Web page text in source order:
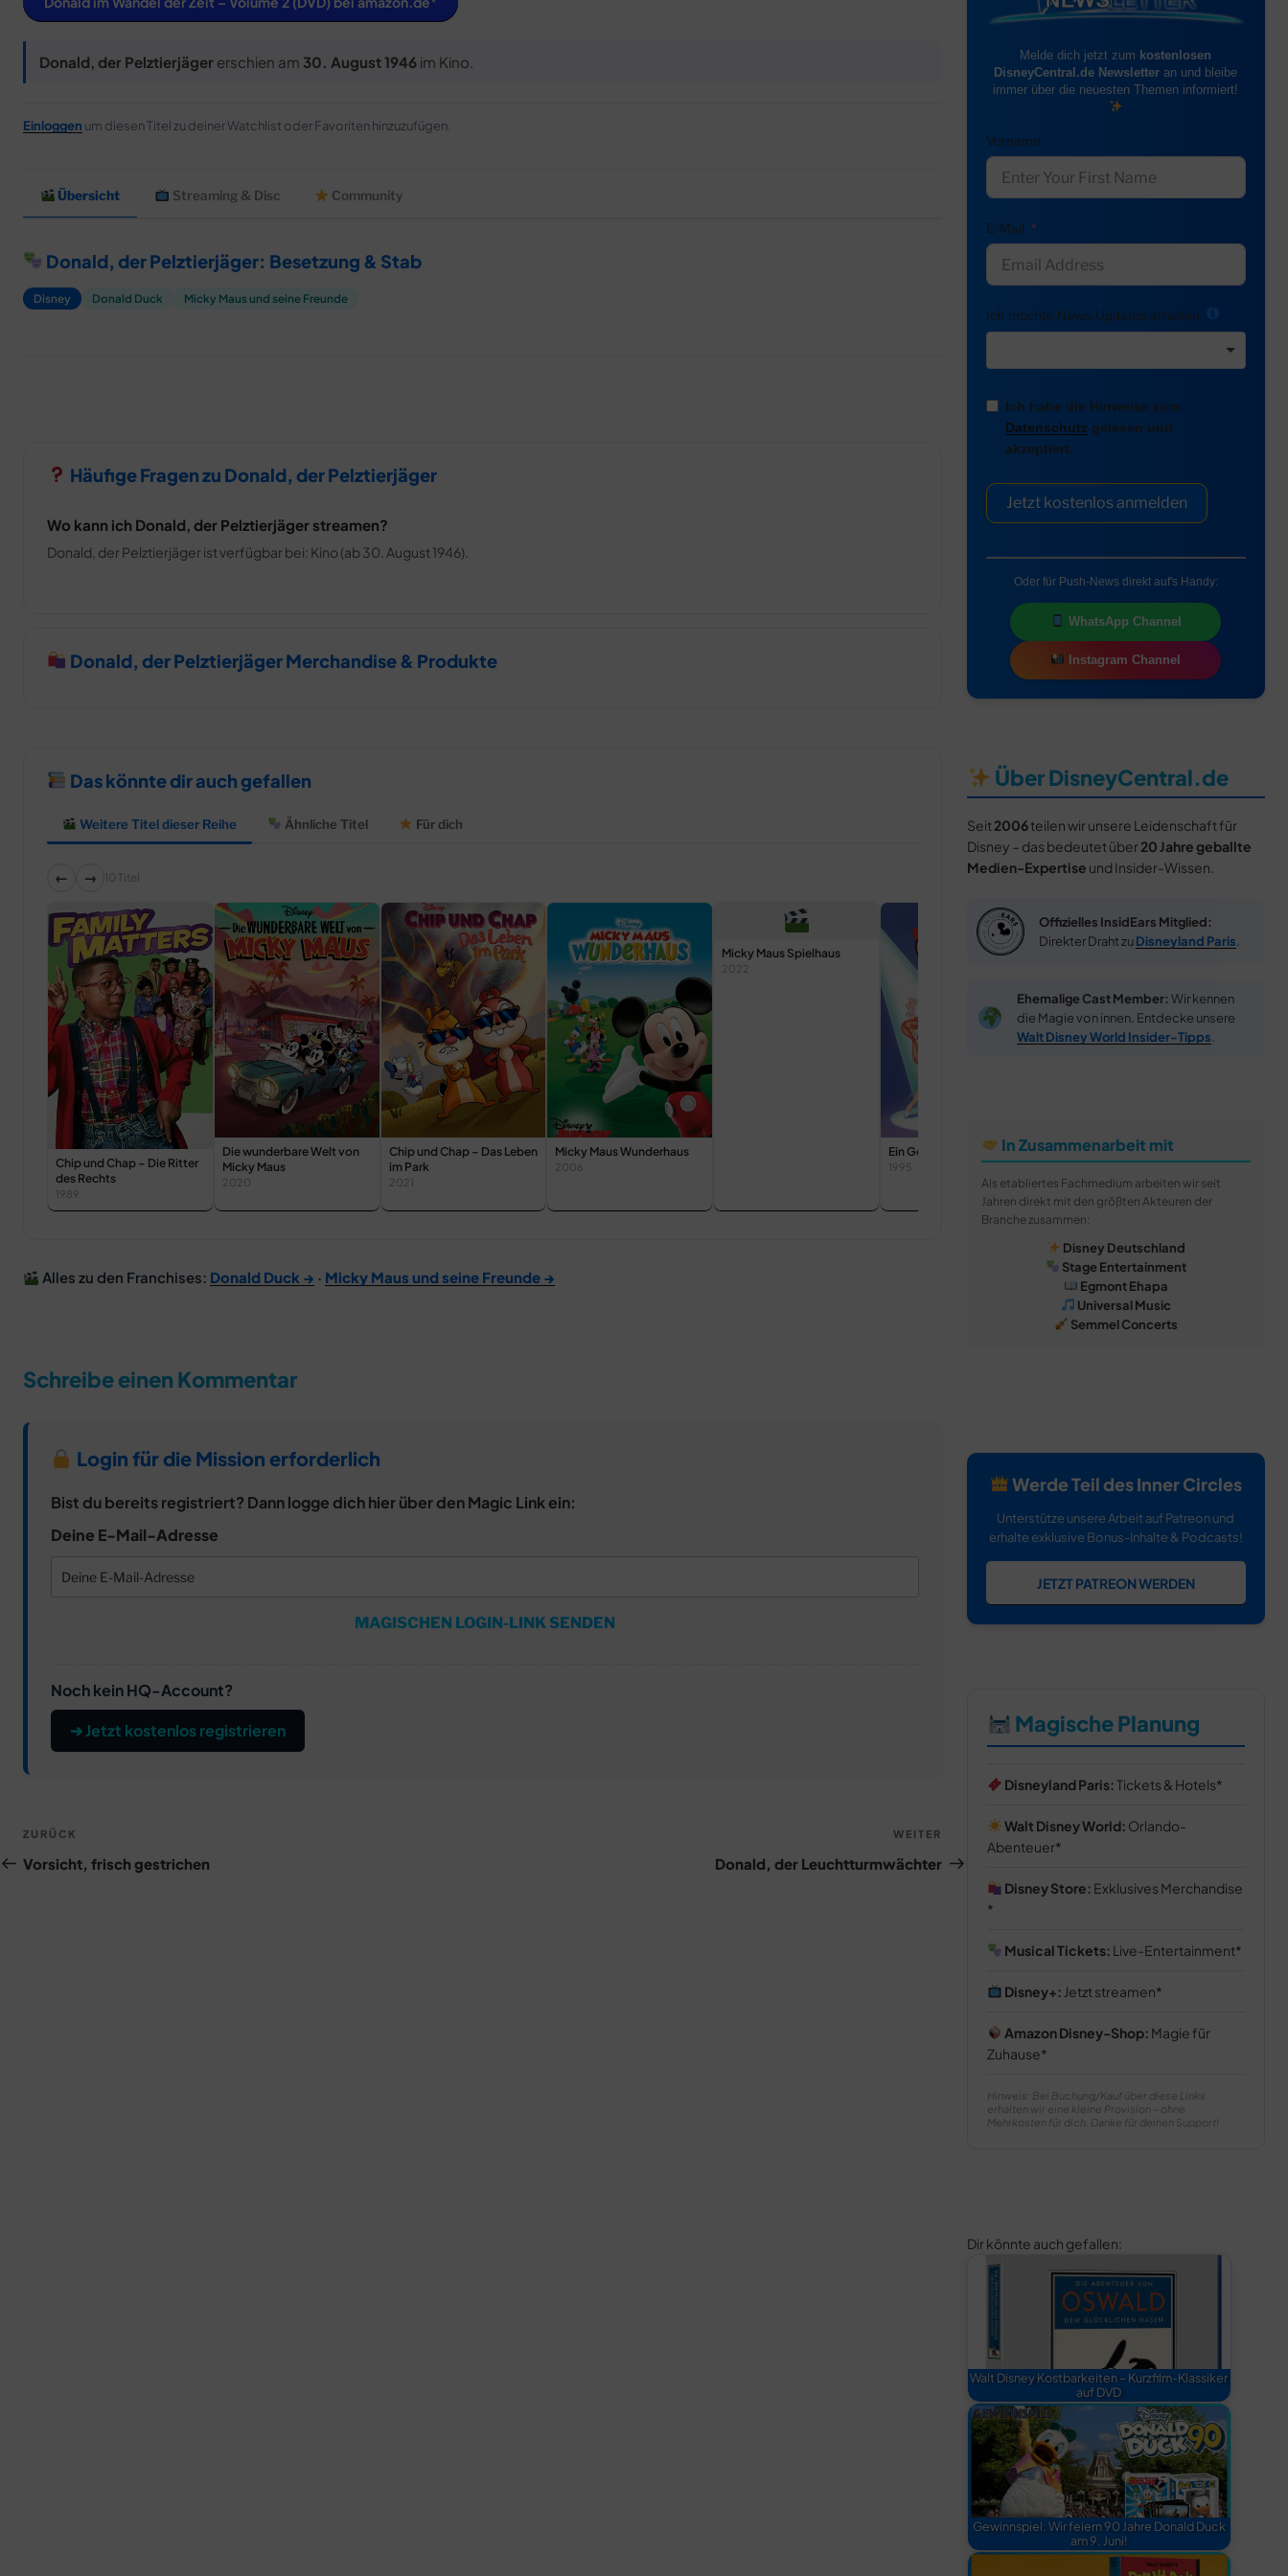
Donald, der Pelztierjäger erschien am 30. August 1946 im Kino.
Einloggen um diesen Titel zu deiner Watchlist oder Favoriten hinzuzufügen.
Übersicht Streaming & Disc Community
Donald, der Pelztierjäger: Besetzung & Stab
Disney Donald Duck Micky Maus und seine Freunde
Häufige Fragen zu Donald, der Pelztierjäger
Wo kann ich Donald, der Pelztierjäger streamen?
Donald, der Pelztierjäger ist verfügbar bei: Kino (ab 30. August 1946).
Donald, der Pelztierjäger Merchandise & Produkte
Das könnte dir auch gefallen
Weitere Titel dieser Reihe Ähnliche Titel Für dich
← → 10 Titel
Chip und Chap – Die Ritter
des Rechts
1989
Die wunderbare Welt von
Micky Maus
2020
Chip und Chap – Das Leben
im Park
2021
Micky Maus Wunderhaus
2006
Micky Maus Spielhaus
2022
Ein Goofy Film
1995
Chip und Chap: Die Ritter
des Rechts
Die
Alles zu den Franchises: Donald Duck → · Micky Maus und seine Freunde →
Schreibe einen Kommentar
Login für die Mission erforderlich
Bist du bereits registriert? Dann logge dich hier über den Magic Link ein:
Deine E-Mail-Adresse
MAGISCHEN LOGIN-LINK SENDEN
Noch kein HQ-Account?
➔ Jetzt kostenlos registrieren
Beitragsnavigation
Vorheriger
Beitrag
ZURÜCK
Vorsicht, frisch gestrichen
Nächster
Beitrag
WEITER
Donald, der Leuchtturmwächter
Melde dich jetzt zum kostenlosen
DisneyCentral.de Newsletter an und bleibe
immer über die neuesten Themen informiert!
Vorname
E-Mail
Ich möchte News-Updates erhalten:
Ich habe die Hinweise zum
Datenschutz gelesen und
akzeptiert.
Jetzt kostenlos anmelden
Oder für Push-News direkt auf's Handy:
WhatsApp Channel
Instagram Channel
Über DisneyCentral.de
Seit 2006teilen wir unsere Leidenschaft für
Disney – das bedeutet über 20 Jahre geballte
Medien-Expertise und Insider-Wissen.
Offizielles InsidEars Mitglied:
Direkter Draht zuDisneyland Paris
Ehemalige Cast Member: Wir kennen
die Magie von innen. Entdecke unsere
Walt Disney World Insider-Tipps
In Zusammenarbeit mit
Als etabliertes Fachmedium arbeiten wir seit
Jahren direkt mit den größten Akteuren der
Branche zusammen:
Disney Deutschland
Stage Entertainment
Egmont Ehapa
Universal Music
Semmel Concerts
Werde Teil des Inner Circles
Unterstütze unsere Arbeit auf Patreon und
erhalte exklusive Bonus-Inhalte & Podcasts!
JETZT PATREON WERDEN
Magische Planung
Disneyland Paris:Tickets & Hotels
Walt Disney World: Orlando-
Abenteuer
Disney Store: Exklusives Merchandise
Musical Tickets: Live-Entertainment
Disney+: Jetzt streamen
Amazon Disney-Shop: Magie für
Zuhause
Hinweis: Bei Buchung/Kauf über diese Links
erhalten wir eine kleine Provision – ohne
Mehrkosten für dich. Danke für deinen Support!
Dir könnte auch gefallen:
Walt Disney Kostbarkeiten – Kurzfilm-Klassiker
auf DVD
Gewinnspiel: Wir feiern 90 Jahre Donald Duck
am 9. Juni!